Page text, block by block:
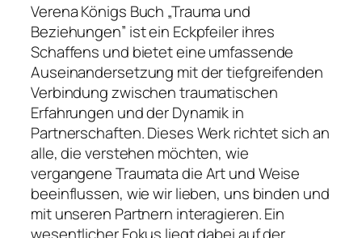
Verena Königs Buch „Trauma und
Beziehungen” ist ein Eckpfeiler ihres
Schaffens und bietet eine umfassende
Auseinandersetzung mit der tiefgreifenden
Verbindung zwischen traumatischen
Erfahrungen und der Dynamik in
Partnerschaften. Dieses Werk richtet sich an
alle, die verstehen möchten, wie
vergangene Traumata die Art und Weise
beeinflussen, wie wir lieben, uns binden und
mit unseren Partnern interagieren. Ein